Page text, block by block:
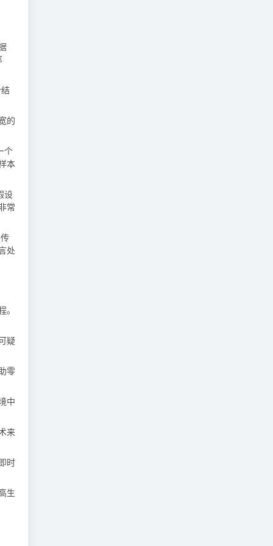
的
个
本
设
常
处
疑
零
中
来
时
生